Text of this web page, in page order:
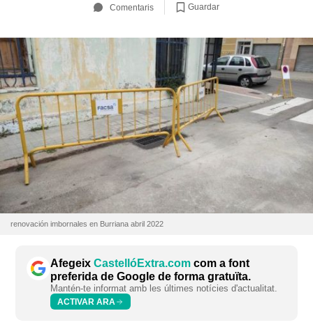
Comentaris Guardar
renovación imbornales en Burriana abril 2022
Afegeix CastellóExtra.com com a font
preferida de Google de forma gratuïta.
Mantén-te informat amb les últimes notícies d'actualitat.
ACTIVAR ARA